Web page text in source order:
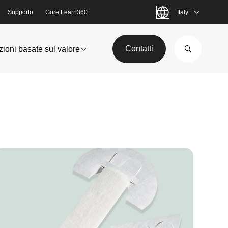
Supporto Gore Learn360 Italy
basate sul valore Contatti